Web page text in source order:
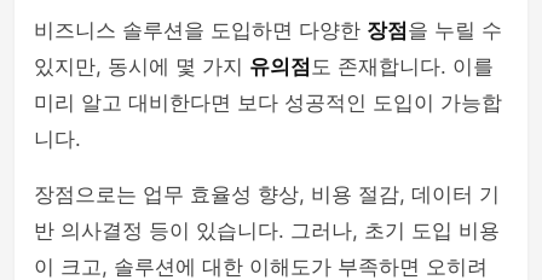
비즈니스 솔루션을 도입하면 다양한 장점을 누릴 수
있지만, 동시에 몇 가지 유의점도 존재합니다. 이를
미리 알고 대비한다면 보다 성공적인 도입이 가능합
니다.
장점으로는 업무 효율성 향상, 비용 절감, 데이터 기
반 의사결정 등이 있습니다. 그러나, 초기 도입 비용
이 크고, 솔루션에 대한 이해도가 부족하면 오히려